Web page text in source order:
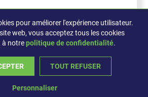
par Concepsim
pour améliorer l'expérience utilisateur.
web, vous acceptez tous les cookies
à notrepolitique de confidentialité.
TOUT REFUSER
Personnaliser